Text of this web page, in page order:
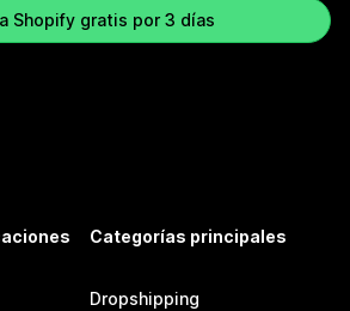
Shopify gratis por 3 días
Categorías principales
Dropshipping